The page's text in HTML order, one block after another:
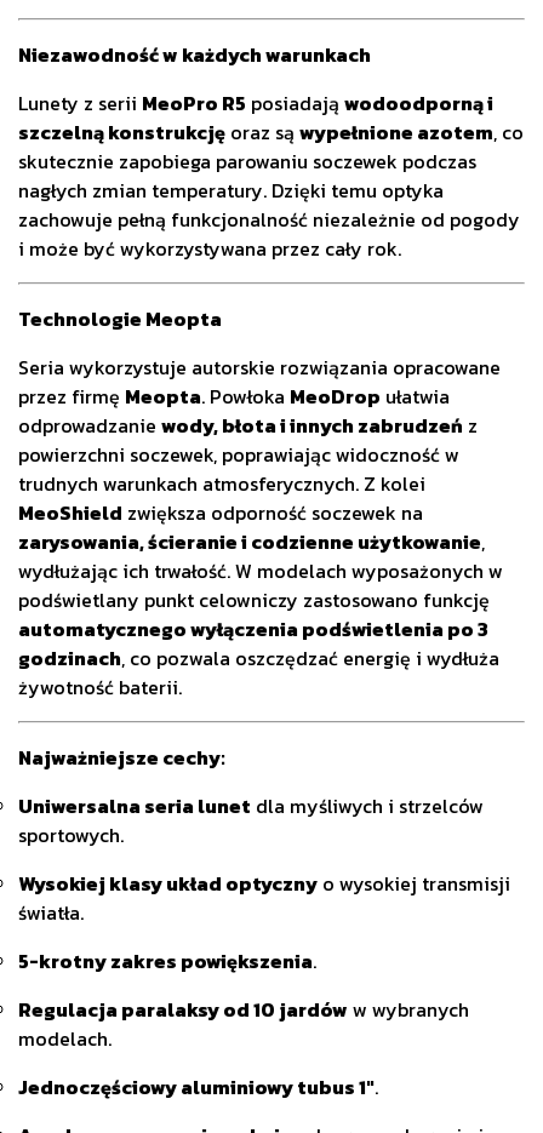
Niezawodność w każdych warunkach
Lunety z serii MeoPro R5 posiadają wodoodporną i
szczelną konstrukcję oraz są wypełnione azotem, co
skutecznie zapobiega parowaniu soczewek podczas
nagłych zmian temperatury. Dzięki temu optyka
zachowuje pełną funkcjonalność niezależnie od pogody
i może być wykorzystywana przez cały rok.
Technologie Meopta
Seria wykorzystuje autorskie rozwiązania opracowane
przez firmę Meopta. Powłoka MeoDrop ułatwia
odprowadzanie wody, błota i innych zabrudzeń z
powierzchni soczewek, poprawiając widoczność w
trudnych warunkach atmosferycznych. Z kolei
MeoShield zwiększa odporność soczewek na
zarysowania, ścieranie i codzienne użytkowanie,
wydłużając ich trwałość. W modelach wyposażonych w
podświetlany punkt celowniczy zastosowano funkcję
automatycznego wyłączenia podświetlenia po 3
godzinach, co pozwala oszczędzać energię i wydłuża
żywotność baterii.
Najważniejsze cechy:
Uniwersalna seria lunet dla myśliwych i strzelców
sportowych.
Wysokiej klasy układ optyczny o wysokiej transmisji
światła.
5-krotny zakres powiększenia.
Regulacja paralaksy od 10 jardów w wybranych
modelach.
Jednoczęściowy aluminiowy tubus 1".